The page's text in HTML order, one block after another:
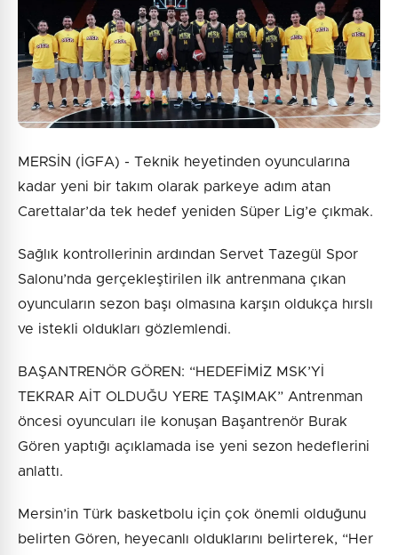
Gönder
MERSİN (İGFA) - Teknik heyetinden oyuncularına
kadar yeni bir takım olarak parkeye adım atan
Carettalar’da tek hedef yeniden Süper Lig’e çıkmak.
Sağlık kontrollerinin ardından Servet Tazegül Spor
Salonu’nda gerçekleştirilen ilk antrenmana çıkan
oyuncuların sezon başı olmasına karşın oldukça hırslı
ve istekli oldukları gözlemlendi.
BAŞANTRENÖR GÖREN: “HEDEFİMİZ MSK’Yİ
TEKRAR AİT OLDUĞU YERE TAŞIMAK” Antrenman
öncesi oyuncuları ile konuşan Başantrenör Burak
Gören yaptığı açıklamada ise yeni sezon hedeflerini
anlattı.
Mersin’in Türk basketbolu için çok önemli olduğunu
belirten Gören, heyecanlı olduklarını belirterek, “Her